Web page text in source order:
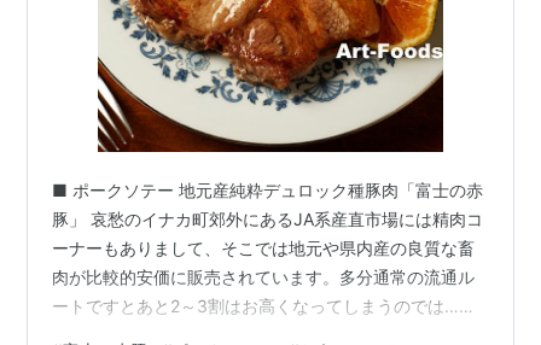
■ ポークソテー 地元産純粋デュロック種豚肉「富士の赤
豚」 哀愁のイナカ町郊外にあるJA系産直市場には精肉コ
ーナーもありまして、そこでは地元や県内産の良質な畜
肉が比較的安価に販売されています。多分通常の流通ル
ートですとあと2～3割はお高くなってしまうのでは…と